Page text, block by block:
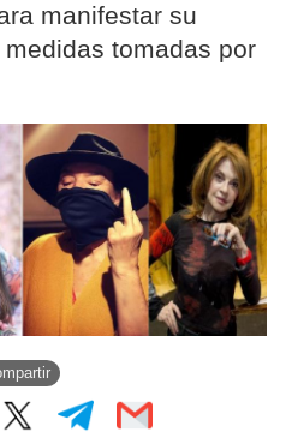
manifestar su
tomadas por